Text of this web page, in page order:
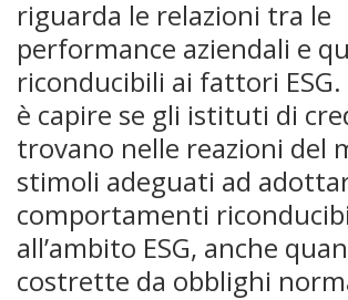
riguarda le relazioni tra le
performance aziendali e
riconducibili ai fattori ESG.
è capire se gli istituti di
trovano nelle reazioni del
stimoli adeguati ad
comportamenti
all’ambito ESG, anche
costrette da obblighi